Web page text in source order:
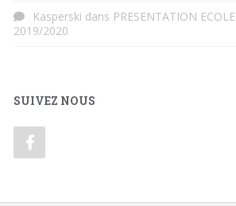
Kasperski dans PRESENTATION ECOLE
2019/2020
SUIVEZ NOUS